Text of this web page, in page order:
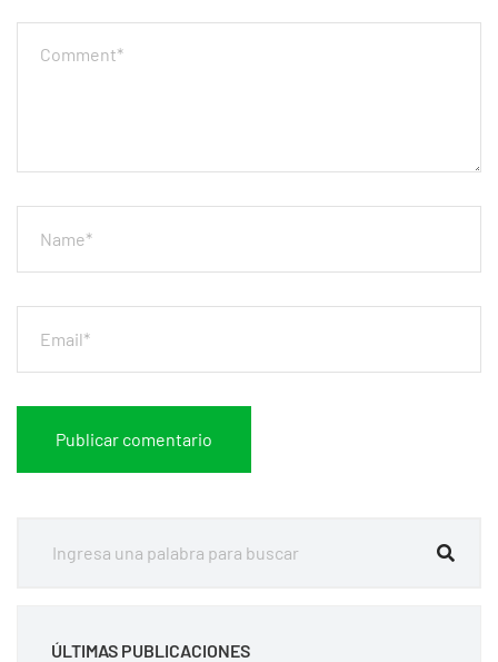
ÚLTIMAS PUBLICACIONES